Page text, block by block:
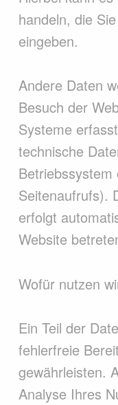
handeln, die
eingeben.
Andere Daten
Besuch der
Systeme
technische
Seitenaufrufs).
erfolgt
Website
Wofür nutzen
Ein Teil der
fehlerfreie
gewährleisten.
Analyse Ihres